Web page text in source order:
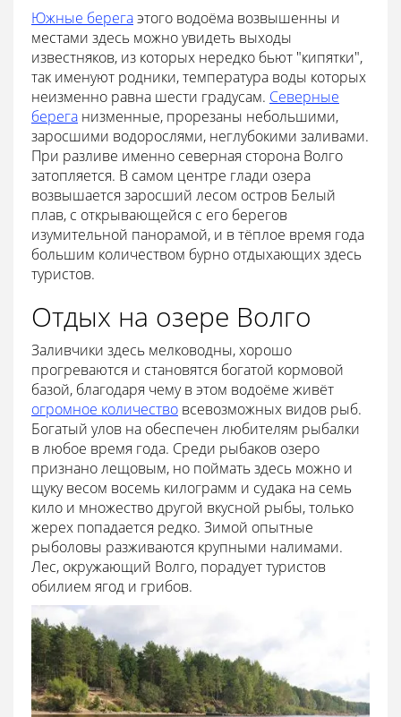
Южные берегаэтого водоёма возвышенны и
местами здесь можно увидеть выходы
известняков, из которых нередко бьют "кипятки",
так именуют родники, температура воды которых
неизменно равна шести градусам. Северные
берега низменные, прорезаны небольшими,
заросшими водорослями, неглубокими заливами.
При разливе именно северная сторона Волго
затопляется. В самом центре глади озера
возвышается заросший лесом остров Белый
плав, с открывающейся с его берегов
изумительной панорамой, и в тёплое время года
большим количеством бурно отдыхающих здесь
туристов.
Отдых на озере Волго
Заливчики здесь мелководны, хорошо
прогреваются и становятся богатой кормовой
базой, благодаря чему в этом водоёме живёт
огромное количество всевозможных видов рыб.
Богатый улов на обеспечен любителям рыбалки
в любое время года. Среди рыбаков озеро
признано лещовым, но поймать здесь можно и
щуку весом восемь килограмм и судака на семь
кило и множество другой вкусной рыбы, только
жерех попадается редко. Зимой опытные
рыболовы разживаются крупными налимами.
Лес, окружающий Волго, порадует туристов
обилием ягод и грибов.